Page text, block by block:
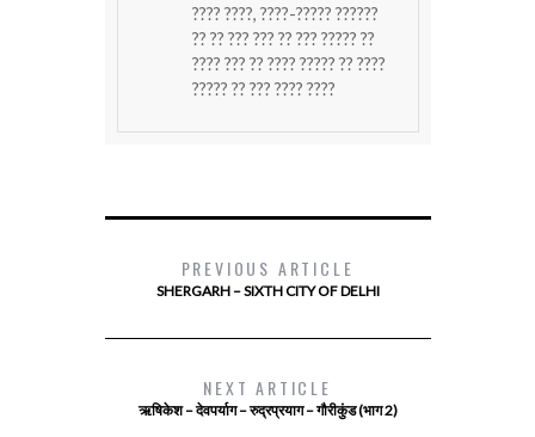
???? ????, ????-????? ??????
?? ?? ??? ??? ?? ??? ????? ??
???? ??? ?? ???? ????? ?? ????
????? ?? ??? ???? ????
PREVIOUS ARTICLE
SHERGARH – SIXTH CITY OF DELHI
NEXT ARTICLE
ऋषिकेश – देवपर्याग – रुद्रप्रयाग – गौरीकुंड (भाग 2)